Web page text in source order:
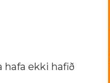
hafa ekki hafið